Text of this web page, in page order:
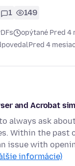
1 149
opýtané Pred 4
Pred 4
and Acrobat
always ask
Within the past
issue with
informácie)